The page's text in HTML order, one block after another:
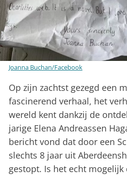
Joanna Buchan/Facebook
Op zijn zachtst gezegd een
fascinerend verhaal, het
wereld kent dankzij de
jarige Elena Andreassen
bericht vond dat door een
slechts 8 jaar uit
gestopt. Is het echt mogelijk